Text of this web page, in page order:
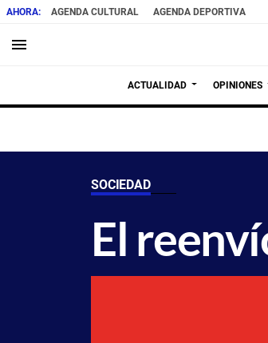
AGENDA CULTURAL AGENDA DEPORTIVA
menu
ACTUALIDAD OPINIONES
SOCIEDAD
El